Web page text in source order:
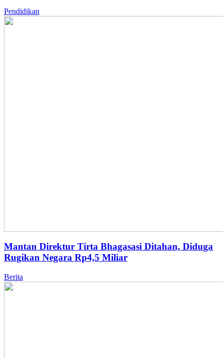
Pendidikan
Mantan Direktur Tirta Bhagasasi Ditahan, Diduga
Rugikan Negara Rp4,5 Miliar
Berita